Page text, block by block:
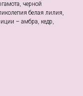
черной
белая лилия,
– амбра, кедр,